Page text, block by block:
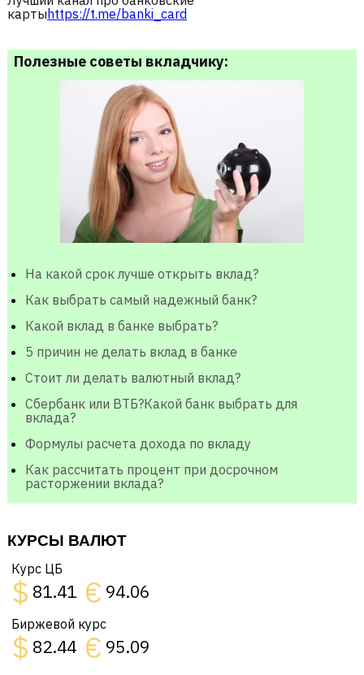
карты https://t.me/banki_card
Полезные советы вкладчику:
На какой срок лучше открыть вклад?
Как выбрать самый надежный банк?
Какой вклад в банке выбрать?
5 причин не делать вклад в банке
Стоит ли делать валютный вклад?
Сбербанк или ВТБ?Какой банк выбрать для
вклада?
Формулы расчета дохода по вкладу
Как рассчитать процент при досрочном
расторжении вклада?
КУРСЫ ВАЛЮТ
Курс ЦБ
$ 81.41 € 94.06
Биржевой курс
$ 82.44 € 95.09